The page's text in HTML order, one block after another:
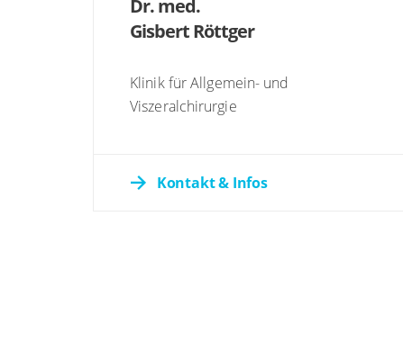
Dr. med.
Gisbert Röttger
Klinik für Allgemein- und
Viszeralchirurgie
Kontakt & Infos